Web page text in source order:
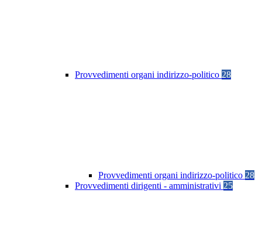
Provvedimenti organi indirizzo-politico 28
Provvedimenti organi indirizzo-politico 28
Provvedimenti dirigenti - amministrativi 25